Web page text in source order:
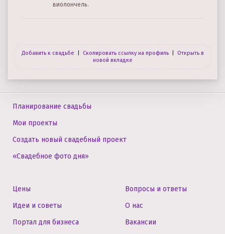
виолончель.
Добавить к свадьбе Скопировать ссылку на профиль
Открыть в
новой вкладке
Планирование свадьбы
Мои проекты
Создать новый свадебный проект
«Свадебное фото дня»
Цены
Идеи и советы
Портал для бизнеса
Вопросы и ответы
О нас
Вакансии